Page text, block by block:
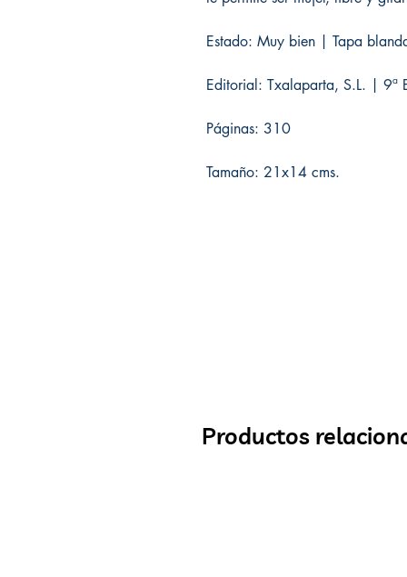
Estado: Muy bien | Tapa
Editorial: Txalaparta, S.L. |
Páginas: 310
Tamaño: 21x14 cms.
Productos